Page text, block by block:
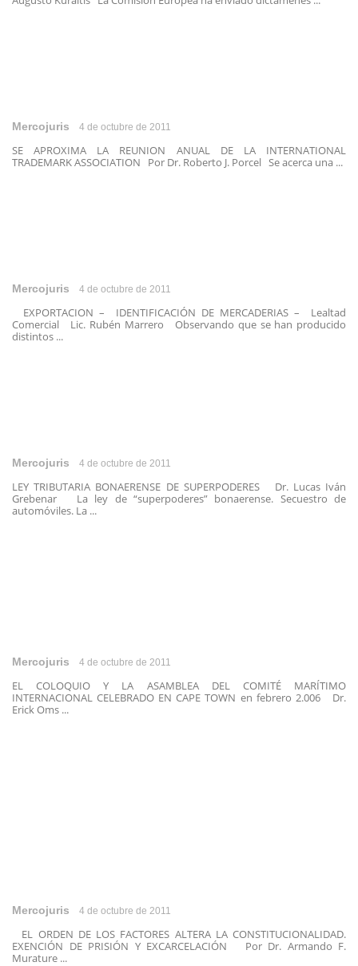
Mercojuris 4 de octubre de 2011
SE APROXIMA LA REUNION ANUAL DE LA INTERNATIONAL
TRADEMARK ASSOCIATION Por Dr. Roberto J. Porcel Se acerca una ...
Mercojuris 4 de octubre de 2011
EXPORTACION – IDENTIFICACIÓN DE MERCADERIAS – Lealtad
Comercial Lic. Rubén Marrero Observando que se han producido
distintos ...
Mercojuris 4 de octubre de 2011
LEY TRIBUTARIA BONAERENSE DE SUPERPODERES Dr. Lucas Iván
Grebenar La ley de “superpoderes” bonaerense. Secuestro de
automóviles. La ...
Mercojuris 4 de octubre de 2011
EL COLOQUIO Y LA ASAMBLEA DEL COMITÉ MARÍTIMO
INTERNACIONAL CELEBRADO EN CAPE TOWN en febrero 2.006 Dr.
Erick Oms ...
Mercojuris 4 de octubre de 2011
EL ORDEN DE LOS FACTORES ALTERA LA CONSTITUCIONALIDAD.
EXENCIÓN DE PRISIÓN Y EXCARCELACIÓN Por Dr. Armando F.
Murature ...